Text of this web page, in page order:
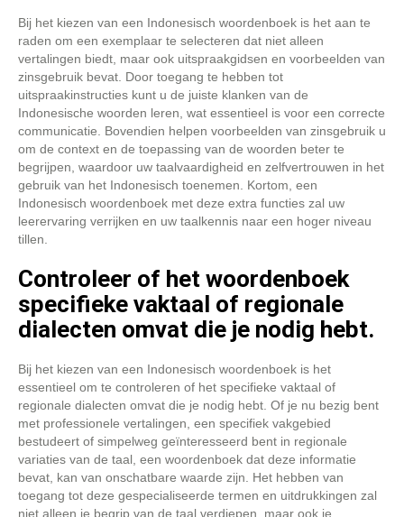
Bij het kiezen van een Indonesisch woordenboek is het aan te
raden om een exemplaar te selecteren dat niet alleen
vertalingen biedt, maar ook uitspraakgidsen en voorbeelden van
zinsgebruik bevat. Door toegang te hebben tot
uitspraakinstructies kunt u de juiste klanken van de
Indonesische woorden leren, wat essentieel is voor een correcte
communicatie. Bovendien helpen voorbeelden van zinsgebruik u
om de context en de toepassing van de woorden beter te
begrijpen, waardoor uw taalvaardigheid en zelfvertrouwen in het
gebruik van het Indonesisch toenemen. Kortom, een
Indonesisch woordenboek met deze extra functies zal uw
leerervaring verrijken en uw taalkennis naar een hoger niveau
tillen.
Controleer of het woordenboek
specifieke vaktaal of regionale
dialecten omvat die je nodig hebt.
Bij het kiezen van een Indonesisch woordenboek is het
essentieel om te controleren of het specifieke vaktaal of
regionale dialecten omvat die je nodig hebt. Of je nu bezig bent
met professionele vertalingen, een specifiek vakgebied
bestudeert of simpelweg geïnteresseerd bent in regionale
variaties van de taal, een woordenboek dat deze informatie
bevat, kan van onschatbare waarde zijn. Het hebben van
toegang tot deze gespecialiseerde termen en uitdrukkingen zal
niet alleen je begrip van de taal verdiepen, maar ook je